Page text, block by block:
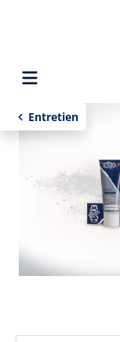
principal
Entretien